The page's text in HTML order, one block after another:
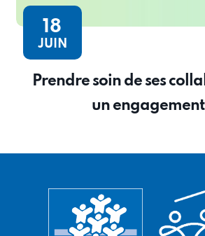
18
JUIN
Prendre soin de ses
un